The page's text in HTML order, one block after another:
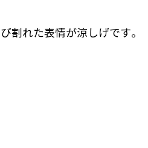
割れた表情が涼しげです。